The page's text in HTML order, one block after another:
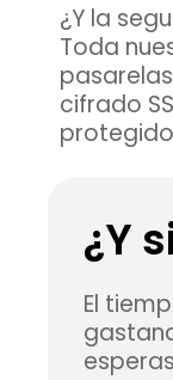
¿Y la
Toda
cifrado
¿Y
El